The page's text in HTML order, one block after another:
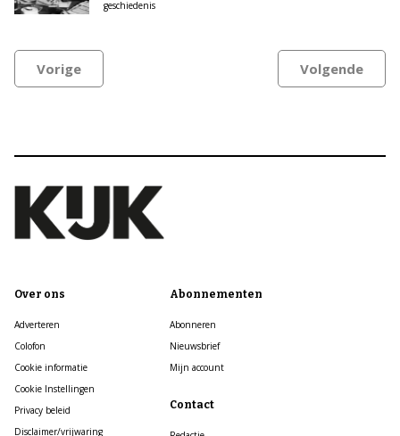
geschiedenis
Vorige Volgende
Over ons
Adverteren
Colofon
Cookie informatie
Cookie Instellingen
Privacy beleid
Disclaimer/vrijwaring
Abonnementen
Abonneren
Nieuwsbrief
Mijn account
Contact